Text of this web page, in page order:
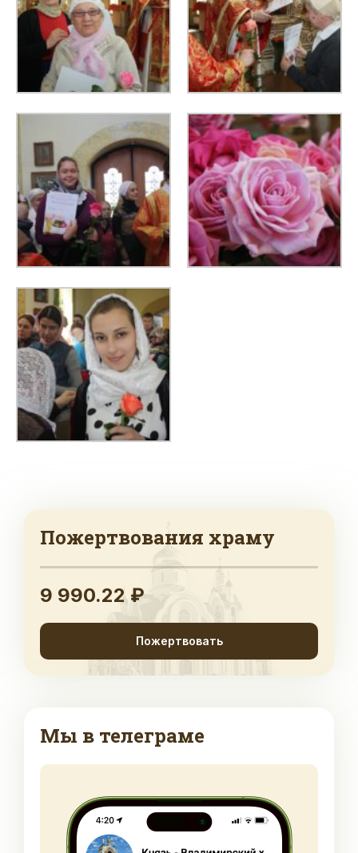
Пожертвования храму
9 990.22 ₽
Пожертвовать
Мы в телеграме